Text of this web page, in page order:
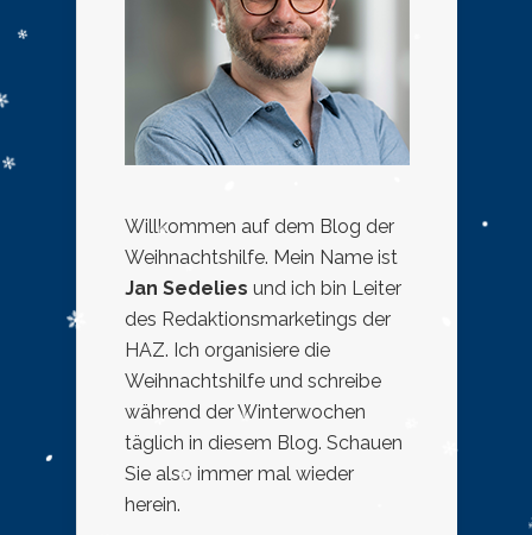
Willkommen auf dem Blog der
Weihnachtshilfe. Mein Name ist
Jan Sedelies und ich bin Leiter
des Redaktionsmarketings der
HAZ. Ich organisiere die
Weihnachtshilfe und schreibe
während der Winterwochen
täglich in diesem Blog. Schauen
Sie also immer mal wieder
herein.